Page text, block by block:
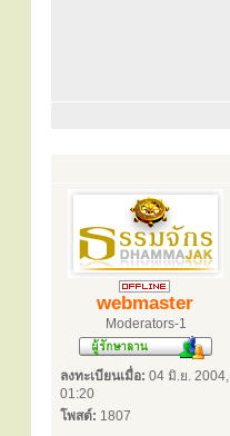
webmaster
Moderators-1
ลงทะเบียนเมื่อ: 04 มิ.ย. 2004,
01:20
โพสต์: 1807